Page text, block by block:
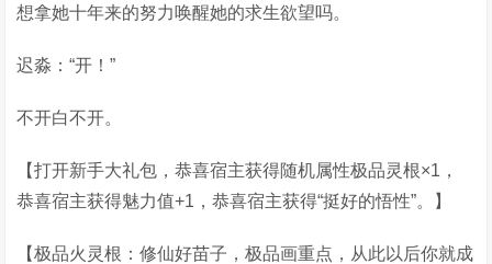
想拿她十年来的努力唤醒她的求生欲望吗。
迟淼：“开！”
不开白不开。
【打开新手大礼包，恭喜宿主获得随机属性极品灵根×1，
恭喜宿主获得魅力值+1，恭喜宿主获得“挺好的悟性”。】
【极品火灵根：修仙好苗子，极品画重点，从此以后你就成